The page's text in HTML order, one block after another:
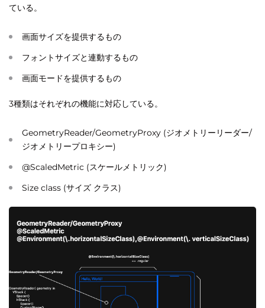
ている。
画面サイズを提供するもの
フォントサイズと連動するもの
画面モードを提供するもの
3種類はそれぞれの機能に対応している。
GeometryReader/GeometryProxy (ジオメトリーリーダー/
ジオメトリープロキシー)
@ScaledMetric (スケールメトリック)
Size class (サイズ クラス)